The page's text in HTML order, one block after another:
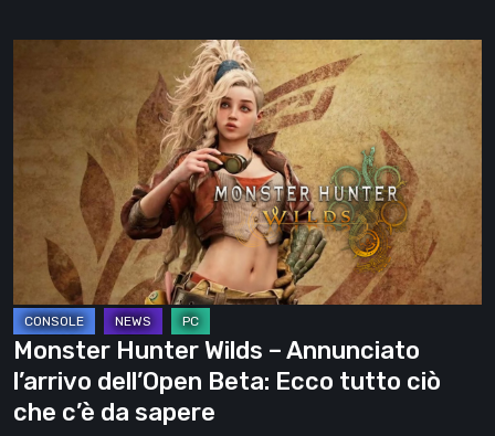
Annunciato
l’arrivo
dell’Open
Beta:
Ecco
tutto
ciò
che
c’è
Monster Hunter Wilds – Annunciato
l’arrivo dell’Open Beta: Ecco tutto ciò
che c’è da sapere